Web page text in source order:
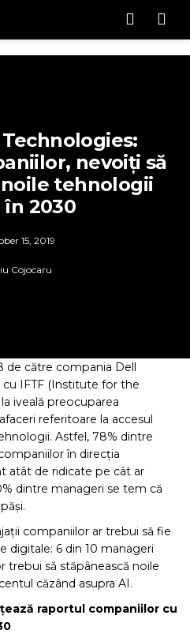
nevoiți să
tehnologii
în 2030
15, 2019
Cojocaru
de către compania Dell
IFTF (Institute for the
iveală preocuparea
referitoare la accesul
Astfel, 78% dintre
în direcția
atât de ridicate pe cât ar
dintre manageri se tem că
companiilor ar trebui să fie
digitale: 6 din 10 manageri
trebui să stăpânească noile
căzând asupra AI.
raportul companiilor cu